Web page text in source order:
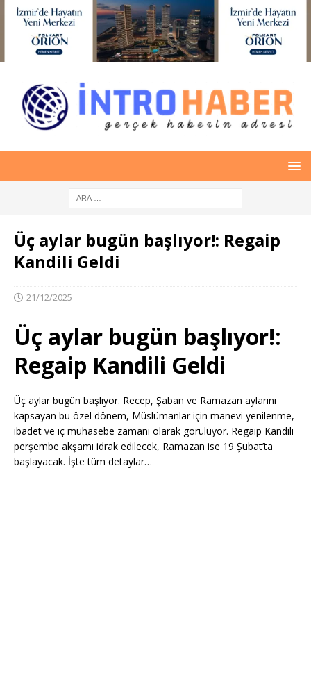
Üç aylar bugün başlıyor!: Regaip
Kandili Geldi
21/12/2025
Üç aylar bugün başlıyor!:
Regaip Kandili Geldi
Üç aylar bugün başlıyor. Recep, Şaban ve Ramazan aylarını
kapsayan bu özel dönem, Müslümanlar için manevi yenilenme,
ibadet ve iç muhasebe zamanı olarak görülüyor. Regaip Kandili
perşembe akşamı idrak edilecek, Ramazan ise 19 Şubat’ta
başlayacak. İşte tüm detaylar…